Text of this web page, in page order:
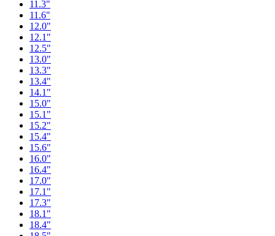
11.3"
11.6"
12.0"
12.1"
12.5"
13.0"
13.3"
13.4"
14.1"
15.0"
15.1"
15.2"
15.4"
15.6"
16.0"
16.4"
17.0"
17.1"
17.3"
18.1"
18.4"